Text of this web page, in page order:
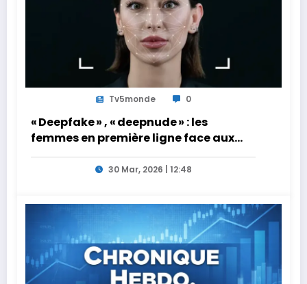
Tv5monde 0
« Deepfake » , « deepnude » : les
femmes en première ligne face aux
dangers de l’intelligence artificielle
30 Mar, 2026 | 12:48